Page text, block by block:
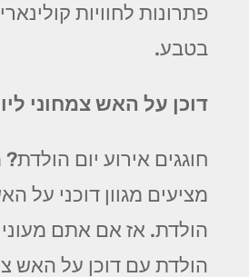
פתרונות לחוויות
בטבע.
דוכן על האש צמחוני
חוגגים אירוע יום
מציעים מגוון דוכני על
הולדת. אז אם אתם
הולדת עם דוכן על האש